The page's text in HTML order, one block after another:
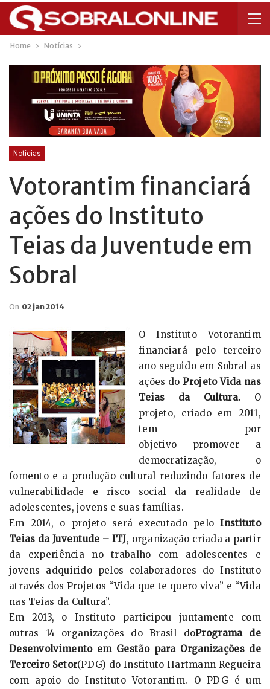
Home Notícias
Notícias
Votorantim financiará
ações do Instituto
Teias da Juventude em
Sobral
On 02 jan 2014
O Instituto Votorantim
financiará pelo terceiro
ano seguido em Sobral as
ações doProjeto Vida nas
Teias da Cultura. O
projeto, criado em 2011,
tem por
objetivo
promover a
democratização, o
fomento e a produção cultural reduzindo fatores de
vulnerabilidade e risco social da realidade de
adolescentes, jovens e suas famílias.
Em 2014, o projeto será executado peloInstituto
Teias da Juventude – ITJ, organização criada a partir
da experiência no trabalho com adolescentes e
jovens adquirido pelos colaboradores do Instituto
através dos Projetos “Vida que te quero viva” e “Vida
nas Teias da Cultura”.
Em 2013, o Instituto participou juntamente com
outras 14 organizações do Brasil doPrograma de
Desenvolvimento em Gestão para Organizações de
Terceiro Setor(PDG) do Instituto Hartmann Regueira
com apoio do Instituto Votorantim. O PDG é um